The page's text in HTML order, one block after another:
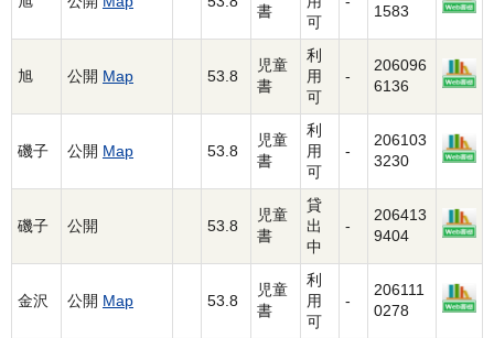
書
可
1583
旭 公開 Map 53.8
児童
書
利
用
可
-
206096
6136
磯子 公開 Map 53.8
児童
書
利
用
可
-
206103
3230
磯子 公開 53.8
児童
書
貸
出
中
-
206413
9404
金沢 公開 Map 53.8
児童
書
利
用
可
-
206111
0278